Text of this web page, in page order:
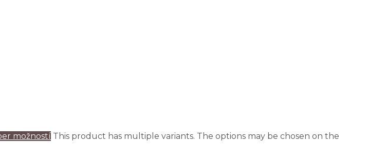
možností This product has multiple variants. The options may be chosen on the